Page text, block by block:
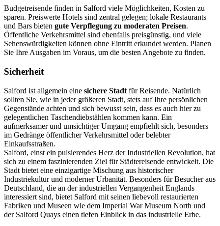
Budgetreisende finden in Salford viele Möglichkeiten, Kosten zu
sparen. Preiswerte Hotels sind zentral gelegen; lokale Restaurants
und Bars bieten gute Verpflegung zu moderaten Preisen.
Öffentliche Verkehrsmittel sind ebenfalls preisgünstig, und viele
Sehenswürdigkeiten können ohne Eintritt erkundet werden. Planen
Sie Ihre Ausgaben im Voraus, um die besten Angebote zu finden.
Sicherheit
Salford ist allgemein eine sichere Stadt für Reisende. Natürlich
sollten Sie, wie in jeder größeren Stadt, stets auf Ihre persönlichen
Gegenstände achten und sich bewusst sein, dass es auch hier zu
gelegentlichen Taschendiebstählen kommen kann. Ein
aufmerksamer und umsichtiger Umgang empfiehlt sich, besonders
im Gedränge öffentlicher Verkehrsmittel oder belebter
Einkaufsstraßen.
Salford, einst ein pulsierendes Herz der Industriellen Revolution, hat
sich zu einem faszinierenden Ziel für Städtereisende entwickelt. Die
Stadt bietet eine einzigartige Mischung aus historischer
Industriekultur und moderner Urbanität. Besonders für Besucher aus
Deutschland, die an der industriellen Vergangenheit Englands
interessiert sind, bietet Salford mit seinen liebevoll restaurierten
Fabriken und Museen wie dem Imperial War Museum North und
der Salford Quays einen tiefen Einblick in das industrielle Erbe.